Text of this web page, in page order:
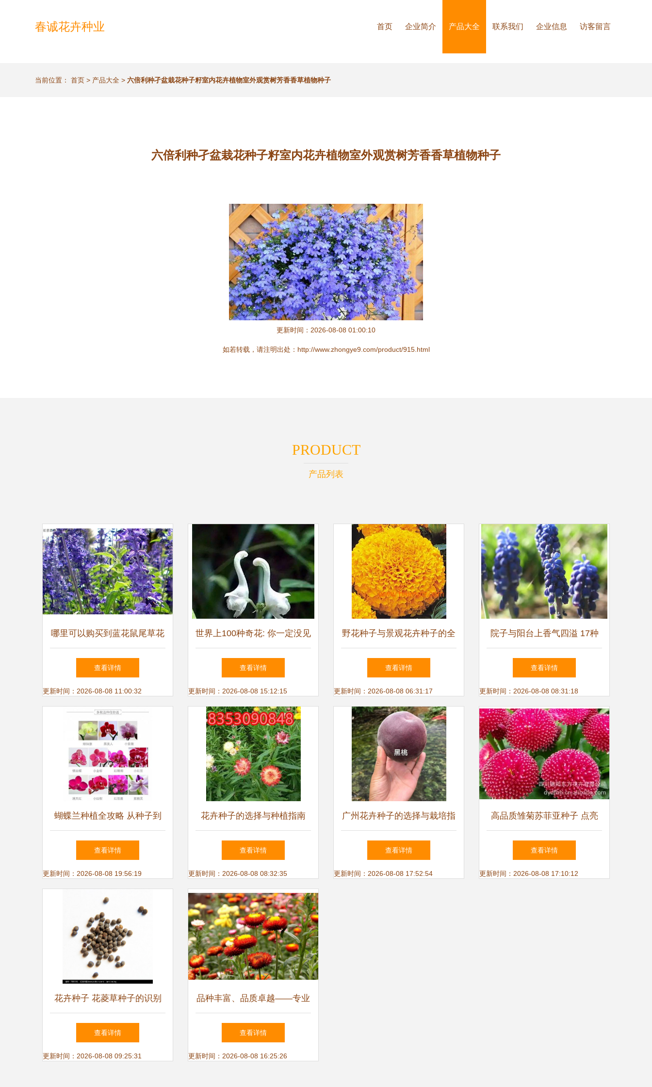
春诚花卉种业 首页 企业简介 产品大全 联系我们 企业信息 访客留言
当前位置： 首页 > 产品大全 > 六倍利种孑盆栽花种子籽室内花卉植物室外观赏树芳香香草植物种子
六倍利种孑盆栽花种子籽室内花卉植物室外观赏树芳香香草植物种子
更新时间：2026-08-08 01:00:10
如若转载，请注明出处：http://www.zhongye9.com/product/915.html
PRODUCT
产品列表
哪里可以购买到蓝花鼠尾草花
卉种子
查看详情
更新时间：2026-08-08 11:00:32
世界上100种奇花: 你一定没见
过的奇异花卉种子
查看详情
更新时间：2026-08-08 15:12:15
野花种子与景观花卉种子的全
面指南
查看详情
更新时间：2026-08-08 06:31:17
院子与阳台上香气四溢 17种
芳香花卉种植指南及香味排名
查看详情
更新时间：2026-08-08 08:31:18
蝴蝶兰种植全攻略 从种子到
盛开的完美旅程
查看详情
更新时间：2026-08-08 19:56:19
花卉种子的选择与种植指南
查看详情
更新时间：2026-08-08 08:32:35
广州花卉种子的选择与栽培指
南
查看详情
更新时间：2026-08-08 17:52:54
高品质雏菊苏菲亚种子 点亮
花园的纯净之美
查看详情
更新时间：2026-08-08 17:10:12
花卉种子 花菱草种子的识别
与种植指南
查看详情
更新时间：2026-08-08 09:25:31
品种丰富、品质卓越——专业
花卉种子批发服务
查看详情
更新时间：2026-08-08 16:25:26